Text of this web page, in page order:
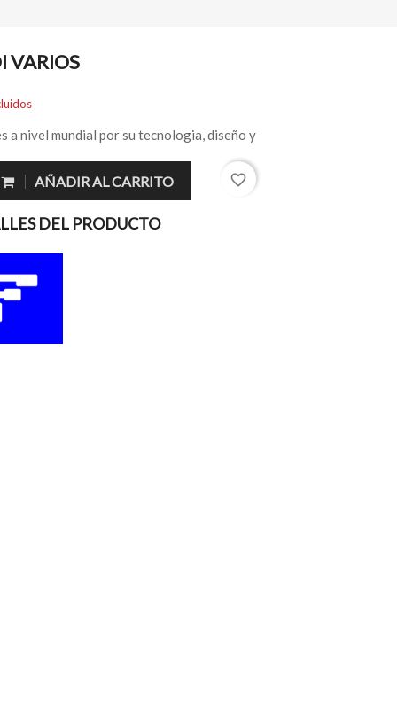
VARIOS
a nivel mundial por su tecnologia, diseño y
AÑADIR AL CARRITO favorite_border
DEL PRODUCTO